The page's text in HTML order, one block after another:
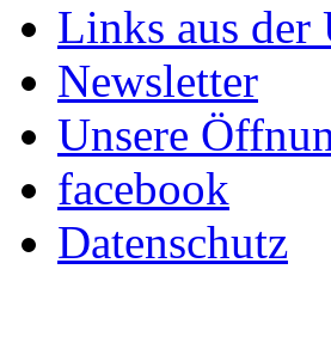
Links aus der
Newsletter
Unsere
facebook
Datenschutz